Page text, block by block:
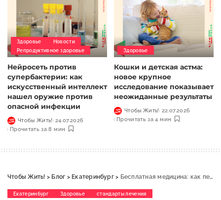
Здоровье
Новости
Репродуктивное здоровье
Нейросеть против
супербактерии: как
искусственный интеллект
нашел оружие против
опасной инфекции
Чтобы Жить! 24.07.2026
Прочитать за 8 мин
Здоровье
Кошки и детская астма:
новое крупное
исследование показывает
неожиданные результаты
Чтобы Жить! 22.07.2026
Прочитать за 4 мин
Чтобы Жить! > Блог > Екатеринбург> Бесплатная медицина: как перестать платить дважды за право жить
Екатеринбург Здоровье стандарты лечения